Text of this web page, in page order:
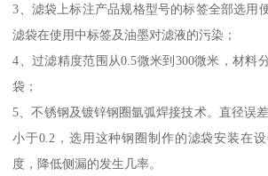
3、滤袋上标注产品规格型号的标签全部选用
滤袋在使用中标签及油墨对滤液的污染；
4、过滤精度范围从0.5微米到300微米，材料
袋；
5、不锈钢及镀锌钢圈氩弧焊接技术。直径误
小于0.2，选用这种钢圈制作的滤袋安装在
度，降低侧漏的发生几率。